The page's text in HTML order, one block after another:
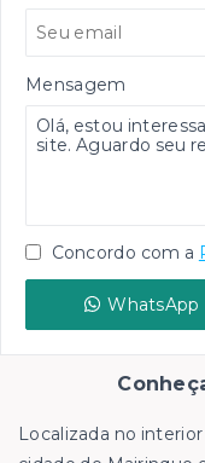
Mensagem
Concordo com a
WhatsApp
Localizada no